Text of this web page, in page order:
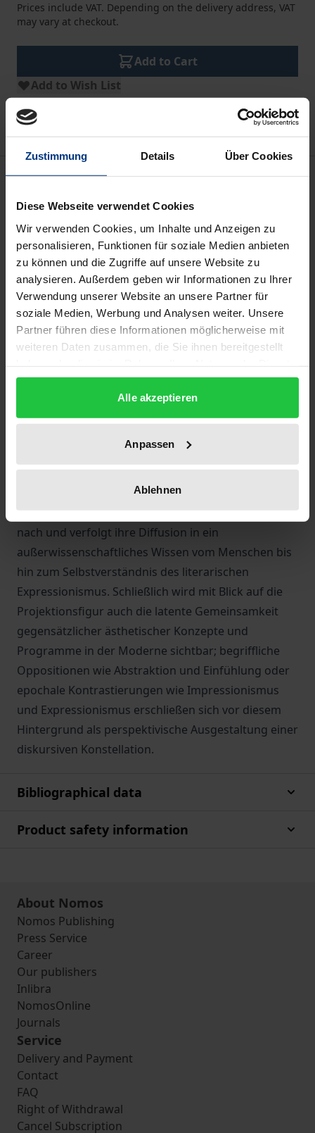
Zustimmung Details Über Cookies
Diese Webseite verwendet Cookies
Wir verwenden Cookies, um Inhalte und Anzeigen zu
personalisieren, Funktionen für soziale Medien anbieten
zu können und die Zugriffe auf unsere Website zu
analysieren. Außerdem geben wir Informationen zu Ihrer
Verwendung unserer Website an unsere Partner für
soziale Medien, Werbung und Analysen weiter. Unsere
Partner führen diese Informationen möglicherweise mit
weiteren Daten zusammen, die Sie ihnen bereitgestellt
gesammelt haben.
Alle akzeptieren
Anpassen
Ablehnen
Prices include VAT. Depending on the delivery address, VAT
may vary at checkout.
Add to Cart
Add to Wish List
Delivery cost notice
Description
immer wieder herangezogen wird, um das
Verhältnis von Subjekt und Außenwelt zu
bestimmen, gehört zu jenem Bodensatz des
kulturellen Wissens, der sich weder
einzelwissenschaftlich verorten noch begrifflich
fixieren läßt; sie ist in dem Sinne fundamental, daß
sie verschiedene Disziplinen und Wissenssysteme
durchläuft und in vergleichbarer Weise organisiert.
Die hier erstmals vorgelegte Geschichte dieser
Denkfigur setzt daher an jenem Punkt ein, an dem
der Sinnesphysiologie des 19. Jahrhunderts –,
zeichnet ihre Karriere in Erkenntnistheorie,
Kulturgeschichte, Religionskritik,
Technikphilosophie, Psychoanalyse und Ästhetik
nach und verfolgt ihre Diffusion in ein
außerwissenschaftliches Wissen vom Menschen bis
hin zum Selbstverständnis des literarischen
Expressionismus. Schließlich wird mit Blick auf die
Projektionsfigur auch die latente Gemeinsamkeit
gegensätzlicher ästhetischer Konzepte und
Programme in der Moderne sichtbar; begriffliche
Oppositionen wie Abstraktion und Einfühlung oder
epochale Kontrastierungen wie Impressionismus
und Expressionismus erschließen sich vor diesem
Hintergrund als perspektivische Ausgestaltung einer
diskursiven Konstellation.
Bibliographical data
Product safety information
About Nomos
Nomos Publishing
Press Service
Career
Our publishers
Inlibra
NomosOnline
Journals
Service
Delivery and Payment
Contact
FAQ
Right of Withdrawal
Cancel Subscription